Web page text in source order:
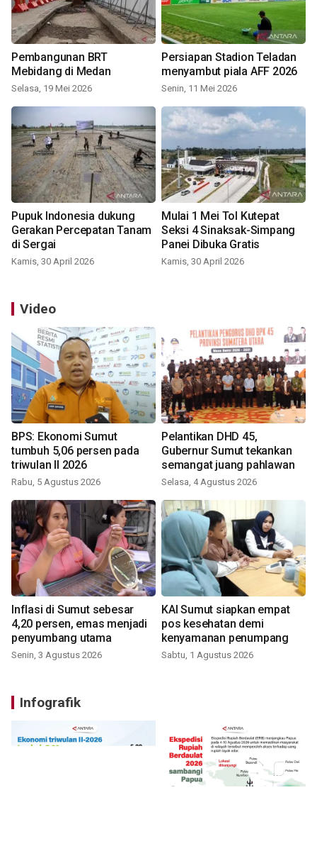
Pembangunan BRT
Mebidang di Medan
Selasa, 19 Mei 2026
Persiapan Stadion Teladan
menyambut piala AFF 2026
Senin, 11 Mei 2026
Pupuk Indonesia dukung
Gerakan Percepatan Tanam
di Sergai
Kamis, 30 April 2026
Mulai 1 Mei Tol Kutepat
Seksi 4 Sinaksak-Simpang
Panei Dibuka Gratis
Kamis, 30 April 2026
Video
BPS: Ekonomi Sumut
tumbuh 5,06 persen pada
triwulan II 2026
Rabu, 5 Agustus 2026
Pelantikan DHD 45,
Gubernur Sumut tekankan
semangat juang pahlawan
Selasa, 4 Agustus 2026
Inflasi di Sumut sebesar
4,20 persen, emas menjadi
penyumbang utama
Senin, 3 Agustus 2026
KAI Sumut siapkan empat
pos kesehatan demi
kenyamanan penumpang
Sabtu, 1 Agustus 2026
Infografik